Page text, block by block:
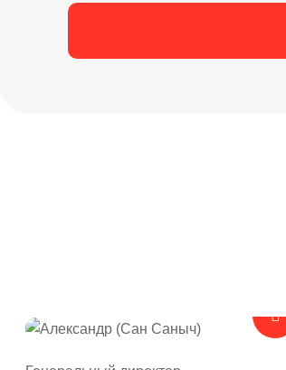
Александр (Сан Саныч) ремонтирует квартиры в городе Санкт-Петербург